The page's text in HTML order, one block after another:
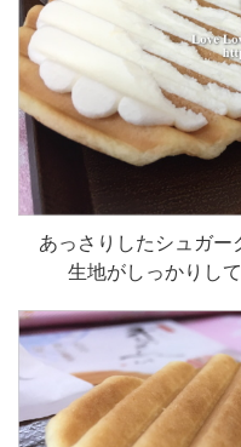
あっさりしたシュガ
生地がしっかりし